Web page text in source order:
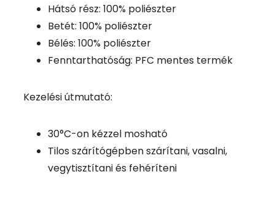
Hátsó rész: 100% poliészter
Betét: 100% poliészter
Bélés: 100% poliészter
Fenntarthatóság: PFC mentes termék
Kezelési útmutató:
30°C-on kézzel mosható
Tilos szárítógépben szárítani, vasalni,
vegytisztítani és fehéríteni